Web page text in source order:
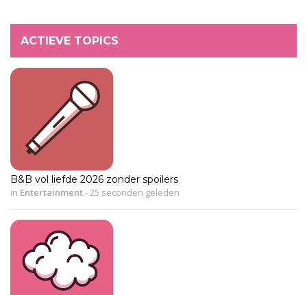
ACTIEVE TOPICS
B&B vol liefde 2026 zonder spoilers
in Entertainment- 25 seconden geleden